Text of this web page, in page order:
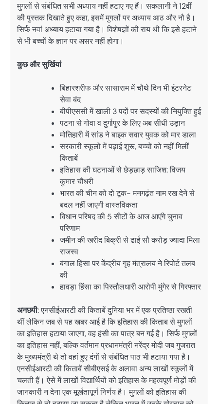
मुगलों से संबंधित सभी अध्याय नहीं हटाए गए हैं। सकलानी ने 12वीं
की पुस्तक दिखाते हुए कहा, इसमें मुगलों पर अध्याय आठ और नौ है।
सिर्फ नवां अध्याय हटाया गया है। विशेषज्ञों की राय थी कि इसे हटाने
से भी बच्चों के ज्ञान पर असर नहीं होगा।
कुछ और सुर्खियां
बिहारशरीफ और सासाराम में चौथे दिन भी इंटरनेट
सेवा बंद
बीपीएससी में खाली 3 पदों पर सदस्यों की नियुक्ति हुई
पटना से गोवा व दुर्गापुर के लिए अब सीधी उड़ान
मोतिहारी में सांड ने बाइक सवार युवक को मार डाला
सरकारी स्कूलों में पढ़ाई शुरू, बच्चों को नहीं मिलीं
किताबें
इतिहास की घटनाओं से छेड़छाड़ साजिश: विजय
कुमार चौधरी
भारत की चीन को दो टूक- मनगढ़ंत नाम रख देने से
बदल नहीं जाएगी वास्तविकता
विधान परिषद की 5 सीटों के आज आएंगे चुनाव
परिणाम
जमीन की खरीद बिक्री से ढाई सौ करोड़ ज्यादा मिला
राजस्व
बंगाल हिंसा पर केंद्रीय गृह मंत्रालय ने रिपोर्ट तलब
की
हावड़ा हिंसा का पिस्तौलधारी आरोपी मुंगेर से गिरफ्तार
अनछपी: एनसीईआरटी की किताबें दुनिया भर में एक प्रतिष्ठा रखती
थीं लेकिन जब से यह खबर आई है कि इतिहास की किताब से मुगलों
का इतिहास हटाया जाएगा, वह हंसी का पात्र बन गई है। सिर्फ मुगलों
का इतिहास नहीं, बल्कि वर्तमान प्रधानमंत्री नरेंद्र मोदी जब गुजरात
के मुख्यमंत्री थे तो वहां हुए दंगों से संबंधित पाठ भी हटाया गया है।
एनसीईआरटी की किताबें सीबीएसई के अलावा अन्य लाखों स्कूलों में
चलती हैं। ऐसे में लाखों विद्यार्थियों को इतिहास के महत्वपूर्ण मोड़ों की
जानकारी न देना एक मूर्खतापूर्ण निर्णय है। मुगलों को इतिहास की